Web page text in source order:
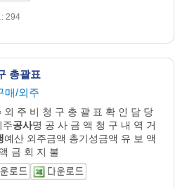
: 294
총괄표
매/외주
외 주 비 청 구 총 괄 표 확 인 담 당
주공사명 공 사 금 액 청 구 내 역 거
예산 외주금액 총기성금액 유 보 액
금 회 지 불